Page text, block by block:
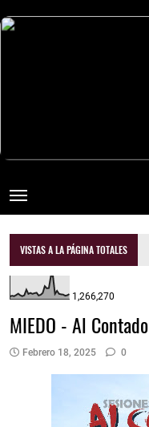
VISTAS A LA PÁGINA TOTALES
1,266,270
MIEDO - Al Contado
Febrero 18, 2025 0